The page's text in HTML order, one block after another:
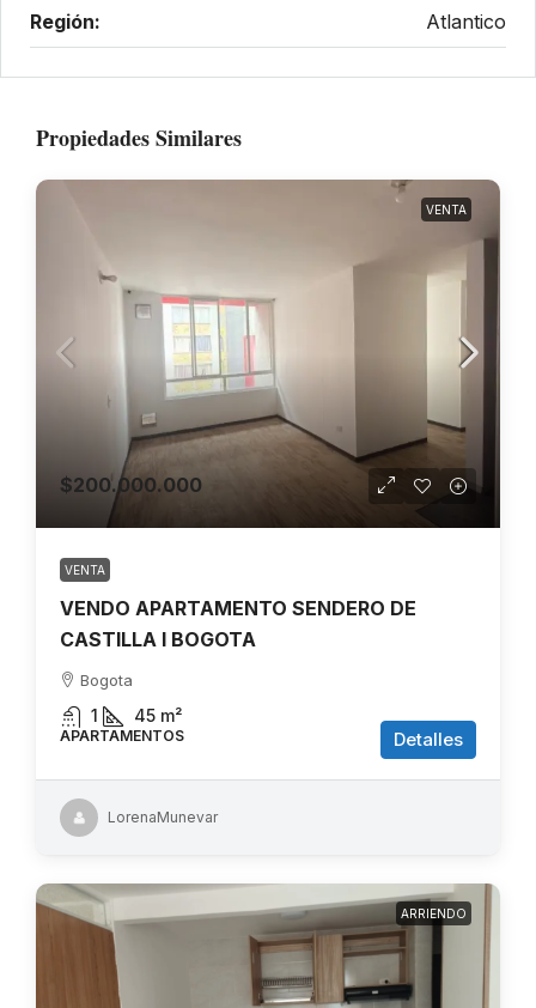
Región: Atlantico
Propiedades Similares
VENTA
$200.000.000
VENTA
VENDO APARTAMENTO SENDERO DE
CASTILLA I BOGOTA
Bogota
1 45 m²
APARTAMENTOS Detalles
LorenaMunevar
ARRIENDO